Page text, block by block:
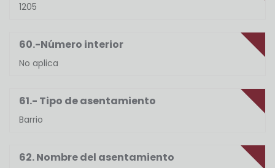
1205
60.-Número interior
No aplica
61.- Tipo de asentamiento
Barrio
62. Nombre del asentamiento